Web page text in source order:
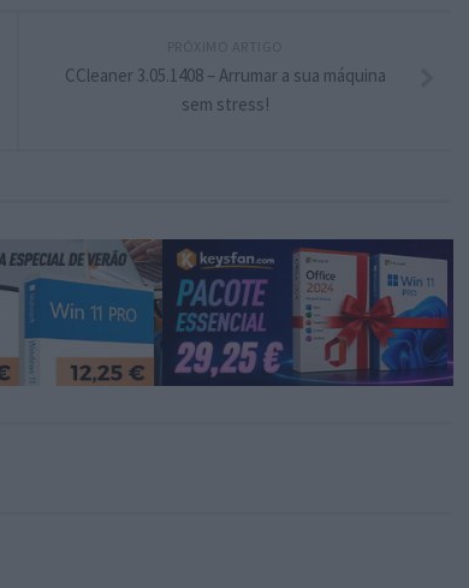
CCleaner 3.05.1408 – Arrumar a sua máquina
sem stress!